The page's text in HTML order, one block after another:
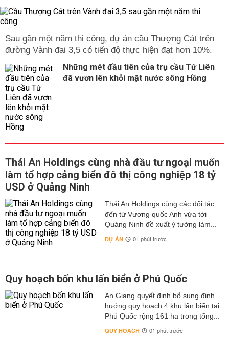
Sau gần một năm thi công, dự án cầu Thượng Cát trên
đường Vành đai 3,5 có tiến độ thực hiện đạt hơn 10%.
Những mét đầu tiên của trụ cầu Tứ Liên
đã vươn lên khỏi mặt nước sông Hồng
Thái An Holdings cùng nhà đầu tư ngoại muốn
làm tổ hợp cảng biển đô thị công nghiệp 18 tỷ
USD ở Quảng Ninh
Thái An Holdings cùng các đối tác
đến từ Vương quốc Anh vừa tới
Quảng Ninh đề xuất ý tưởng làm...
DỰ ÁN 01 phút trước
Quy hoạch bốn khu lấn biển ở Phú Quốc
An Giang quyết định bổ sung định
hướng quy hoạch 4 khu lấn biển tại
Phú Quốc rộng 161 ha trong tổng...
QUY HOẠCH 01 phút trước